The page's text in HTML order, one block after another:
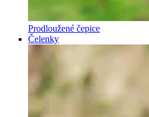
Prodloužené čepice
Čelenky